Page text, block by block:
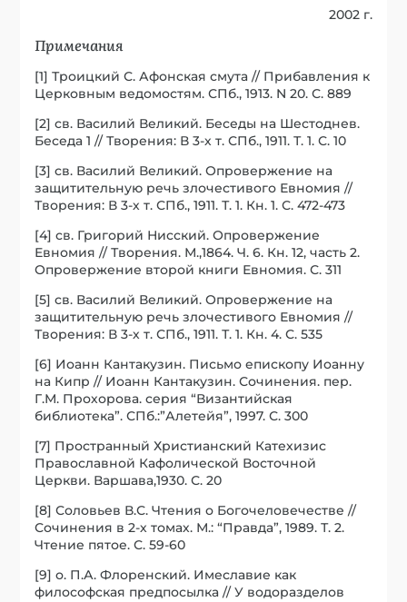
2002 г.
Примечания
[1] Троицкий С. Афонская смута // Прибавления к
Церковным ведомостям. СПб., 1913. N 20. С. 889
[2] св. Василий Великий. Беседы на Шестоднев.
Беседа 1 // Творения: В 3-х т. СПб., 1911. Т. 1. С. 10
[3] св. Василий Великий. Опровержение на
защитительную речь злочестивого Евномия //
Творения: В 3-х т. СПб., 1911. Т. 1. Кн. 1. С. 472-473
[4] св. Григорий Нисский. Опровержение
Евномия // Творения. М.,1864. Ч. 6. Кн. 12, часть 2.
Опровержение второй книги Евномия. С. 311
[5] св. Василий Великий. Опровержение на
защитительную речь злочестивого Евномия //
Творения: В 3-х т. СПб., 1911. Т. 1. Кн. 4. С. 535
[6] Иоанн Кантакузин. Письмо епископу Иоанну
на Кипр // Иоанн Кантакузин. Сочинения. пер.
Г.М. Прохорова. серия “Византийская
библиотека”. СПб.:”Алетейя”, 1997. С. 300
[7] Пространный Христианский Катехизис
Православной Кафолической Восточной
Церкви. Варшава,1930. С. 20
[8] Соловьев В.С. Чтения о Богочеловечестве //
Сочинения в 2-х томах. М.: “Правда”, 1989. Т. 2.
Чтение пятое. С. 59-60
[9] о. П.А. Флоренский. Имеславие как
философская предпосылка // У водоразделов